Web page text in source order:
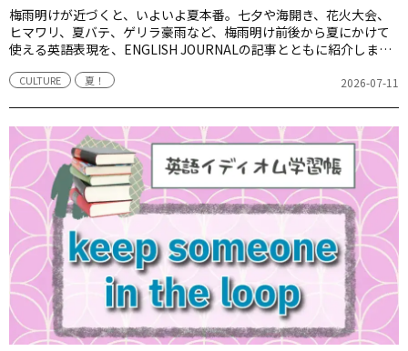
梅雨明けが近づくと、いよいよ夏本番。七夕や海開き、花火大会、
ヒマワリ、夏バテ、ゲリラ豪雨など、梅雨明け前後から夏にかけて
使える英語表現を、ENGLISH JOURNALの記事とともに紹介しま
CULTURE 夏！ 2026-07-11